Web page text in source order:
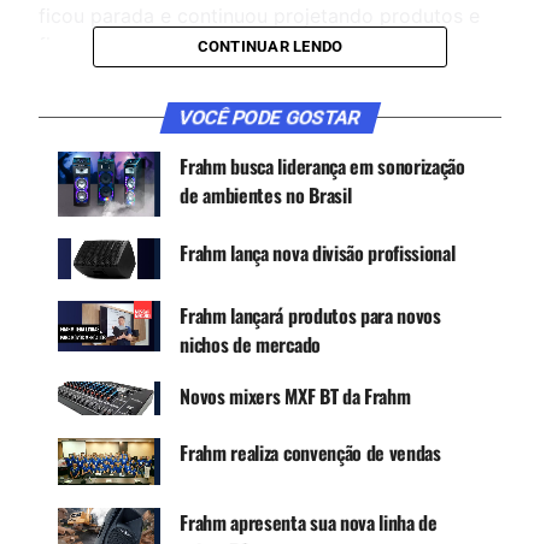
fixando objetivos para o resto do ano.
CONTINUE ACOMPANHANDO
Receba novas matérias do Música & Mercado no
WhatsApp e no Google News.
Canal WhatsApp
Google News
“Santa Catarina foi o primeiro estado brasileiro a
iniciar a quarentena. Nesse período, ficamos com
nossa produção e áreas administrativas
parcialmente paradas, dando suporte e
CONTINUAR LENDO
VOCÊ PODE GOSTAR
Frahm busca liderança em sonorização
de ambientes no Brasil
Frahm lança nova divisão profissional
Frahm lançará produtos para novos
nichos de mercado
Novos mixers MXF BT da Frahm
Frahm realiza convenção de vendas
Frahm apresenta sua nova linha de